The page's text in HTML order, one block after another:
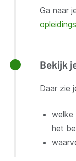
Ga naar
Bekijk
Daar zie
welke
het